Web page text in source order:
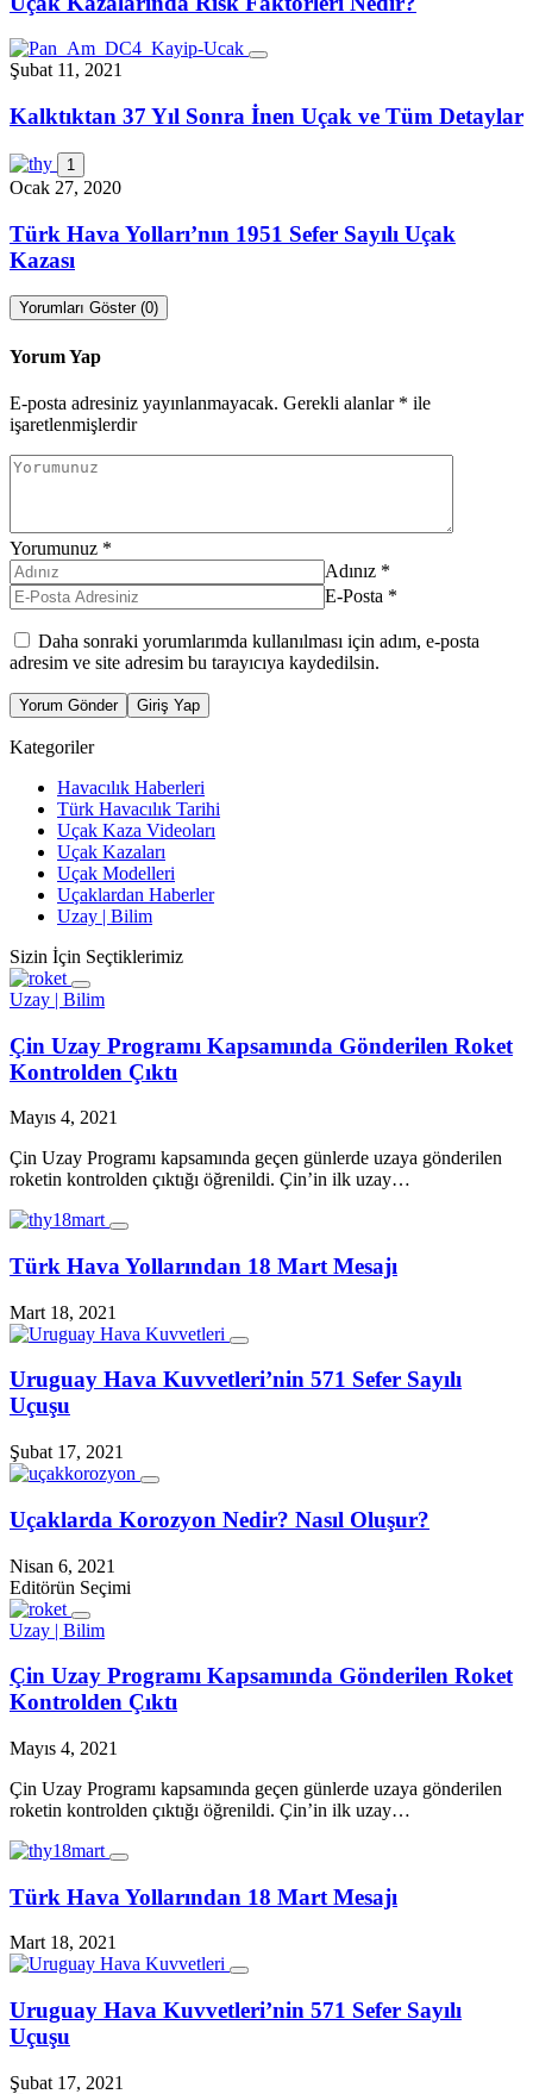
Şubat 11, 2021
Kalktıktan 37 Yıl Sonra İnen Uçak ve Tüm Detaylar
1
Ocak 27, 2020
Türk Hava Yolları’nın 1951 Sefer Sayılı Uçak
Kazası
Yorumları Göster (0)
Yorum Yap
E-posta adresiniz yayınlanmayacak. Gerekli alanlar * ile
işaretlenmişlerdir
Yorumunuz *
Adınız *
E-Posta *
Daha sonraki yorumlarımda kullanılması için adım, e-posta
adresim ve site adresim bu tarayıcıya kaydedilsin.
Yorum Gönder Giriş Yap
Kategoriler
Havacılık Haberleri
Türk Havacılık Tarihi
Uçak Kaza Videoları
Uçak Kazaları
Uçak Modelleri
Uçaklardan Haberler
Uzay | Bilim
Sizin İçin Seçtiklerimiz
Uzay | Bilim
Çin Uzay Programı Kapsamında Gönderilen Roket
Kontrolden Çıktı
Mayıs 4, 2021
Çin Uzay Programı kapsamında geçen günlerde uzaya gönderilen
roketin kontrolden çıktığı öğrenildi. Çin’in ilk uzay…
Türk Hava Yollarından 18 Mart Mesajı
Mart 18, 2021
Uruguay Hava Kuvvetleri’nin 571 Sefer Sayılı
Uçuşu
Şubat 17, 2021
Uçaklarda Korozyon Nedir? Nasıl Oluşur?
Nisan 6, 2021
Editörün Seçimi
Uzay | Bilim
Çin Uzay Programı Kapsamında Gönderilen Roket
Kontrolden Çıktı
Mayıs 4, 2021
Çin Uzay Programı kapsamında geçen günlerde uzaya gönderilen
roketin kontrolden çıktığı öğrenildi. Çin’in ilk uzay…
Türk Hava Yollarından 18 Mart Mesajı
Mart 18, 2021
Uruguay Hava Kuvvetleri’nin 571 Sefer Sayılı
Uçuşu
Şubat 17, 2021